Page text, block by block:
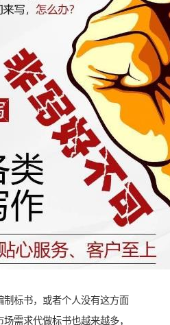
标书，或者个人没有这方面
需求代做标书也越来越多，